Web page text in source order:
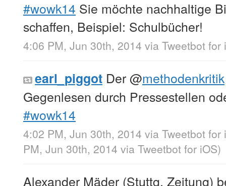
#wowk14 Sie möchte nachhaltige
schaffen, Beispiel: Schulbücher!
4:06 PM, Jun 30th, 2014 via Tweetbot for
earl_piggot Der@methodenkritik
Gegenlesen durch Pressestellen
#wowk14
4:02 PM, Jun 30th, 2014 via Tweetbot for
PM, Jun 30th, 2014 via Tweetbot for iΟS)
Alexander Mäder (Stuttg. Zeitung)